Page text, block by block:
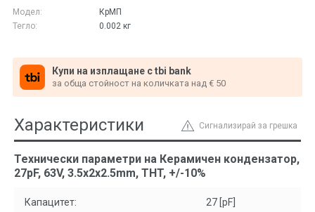
Модел:
КрМП
Тегло:
0.002 кг
Купи на изплащане с tbi bank
за обща стойност на количката над € 50
Сигнализирай за грешка
Характеристики
Технически параметри на Керамичен кондензатор,
27pF, 63V, 3.5x2x2.5mm, THT, +/-10%
Капацитет: 27 [pF]